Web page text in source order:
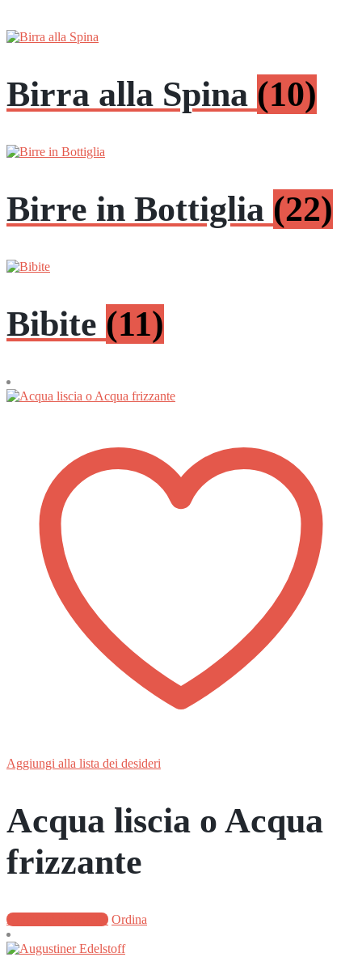
Birra alla Spina (10)
Birre in Bottiglia (22)
Bibite (11)
Aggiungi alla lista dei desideri
Acqua liscia o Acqua
frizzante
Aggiungi al carrello Ordina